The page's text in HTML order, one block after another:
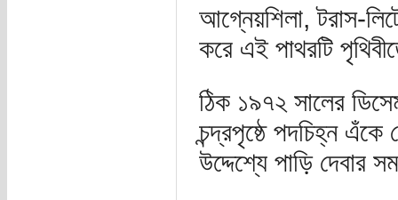
আগ্নেয়শিলা, টরাস-
করে এই পাথরটি
ঠিক ১৯৭২ সালের
চন্দ্রপৃষ্ঠে পদচিহ্ন এঁকে
উদ্দেশ্যে পাড়ি